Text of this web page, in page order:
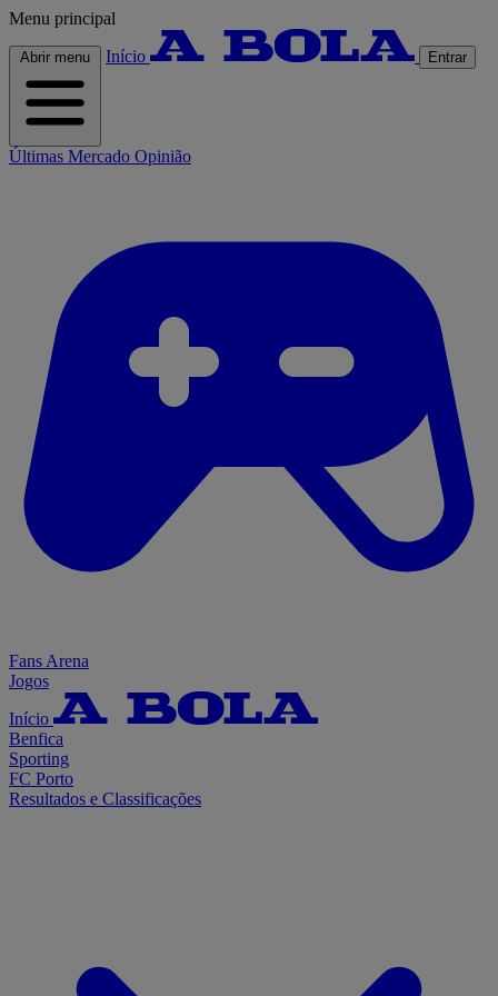
Menu principal
Abrir menu Início Entrar
Últimas Mercado Opinião
Fans Arena
Jogos
Início
Benfica
Sporting
FC Porto
Resultados e Classificações